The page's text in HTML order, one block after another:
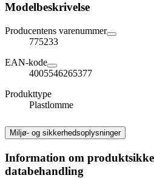
Modelbeskrivelse
Producentens varenummer
775233
EAN-kode
4005546265377
Produkttype
Plastlomme
Miljø- og sikkerhedsoplysninger
Information om
databehandling